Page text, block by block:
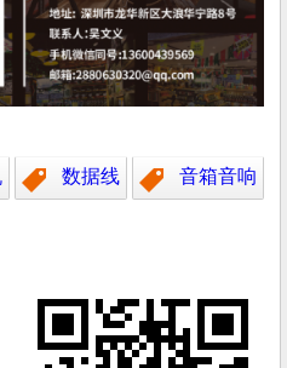
数据线 音箱音响